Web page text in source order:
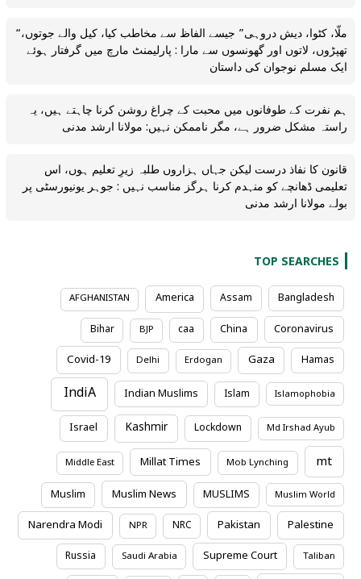
“ملّا، کٹوا، دیش دروہی” جیسے الفاظ سے مخاطب کیا، کیل والے جوتوں،
تھپڑوں، لاتوں اور گھونسوں سے مارا : پارلیمنٹ مارچ میں گرفتار ہوئے
ایک مسلم نوجوان کی داستان
ہم نفرت کے طوفانوں میں محبت کے چراغ روشن کرنا چاہتے ہیں، یہ
راستہ مشکل ضرور ہے، مگر ناممکن نہیں: مولانا ارشد مدنی
قانون کا نفاذ درست لیکن جہاں ہزاروں طلبہ زیرِ تعلیم ہوں، اس
تعلیمی ڈھانچے کو منہدم کرنا ہرگز مناسب نہیں : جوہر یونیورسٹی پر
بولے مولانا ارشد مدنی
TOP SEARCHES
AFGHANISTAN America Assam Bangladesh
Bihar BJP caa China Coronavirus
Covid-19 Delhi Erdogan Gaza Hamas
IndiA Indian Muslims Islam Islamophobia
Israel Kashmir Lockdown Md Irshad Ayub
Middle East Millat Times Mob Lynching mt
Muslim Muslim News MUSLIMS Muslim World
Narendra Modi NPR NRC Pakistan Palestine
Russia Saudi Arabia Supreme Court Taliban